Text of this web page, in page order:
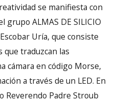
se manifiesta con
grupo ALMAS DE SILICIO
Uría, que consiste
traduzcan las
cámara en código Morse,
a través de un LED. En
Reverendo Padre Stroub